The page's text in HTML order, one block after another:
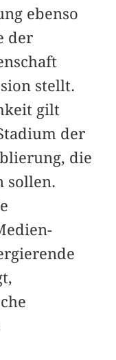
ebenso
der
stellt.
gilt
der
die
sollen.